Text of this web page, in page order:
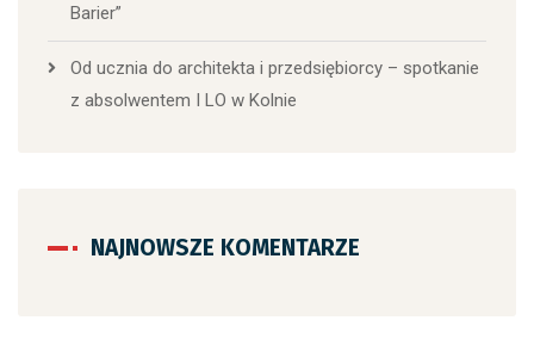
Barier”
Od ucznia do architekta i przedsiębiorcy – spotkanie
z absolwentem I LO w Kolnie
NAJNOWSZE KOMENTARZE